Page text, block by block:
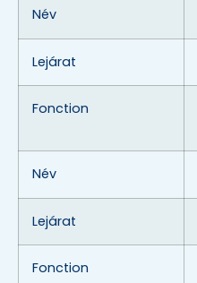
Név
Lejárat
Fonction
Név
Lejárat
Fonction